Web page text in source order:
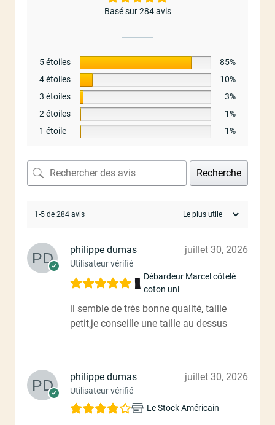
Basé sur 284 avis
5 étoiles
85%
4 étoiles
10%
3 étoiles
3%
2 étoiles
1%
1 étoile
1%
Recherche
1-5 de 284 avis
philippe dumas
Utilisateur vérifié
juillet 30, 2026
Débardeur Marcel côtelé
coton uni
il semble de très bonne qualité, taille
petit,je conseille une taille au dessus
philippe dumas
Utilisateur vérifié
juillet 30, 2026
Le Stock Américain